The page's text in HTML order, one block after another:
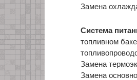
Замена
Система
топливном
Замена
Замена